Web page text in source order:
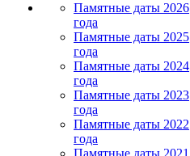
Памятные даты 2026
года
Памятные даты 2025
года
Памятные даты 2024
года
Памятные даты 2023
года
Памятные даты 2022
года
Памятные даты 2021